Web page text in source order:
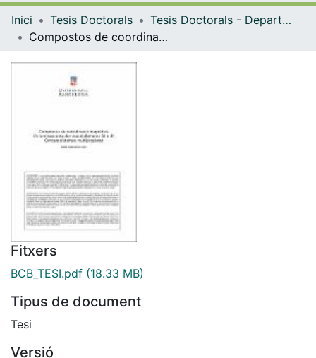
Navega per tot el DD
Inici Tesis Doctorals
Tesis Doctorals - Departament - Química Inorgànica i Orgànica
Compostos de coordinació magnètics i/o luminescents derivats d'elements 3d o 4f: Cercant sistemes multipropietat
Fitxers
BCB_TESI.pdf (18.33 MB)
Tipus de document
Tesi
Versió